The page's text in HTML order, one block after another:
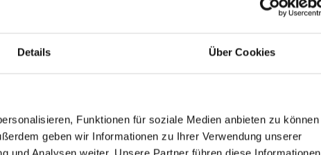
Details Über Cookies
Funktionen für soziale Medien anbieten zu können
geben wir Informationen zu Ihrer Verwendung unserer
R 80, R 100/7, R 100S, R 100RS, R 100RT, R 100CS
R 100R, R 100R Mystic, R 80GS Basic